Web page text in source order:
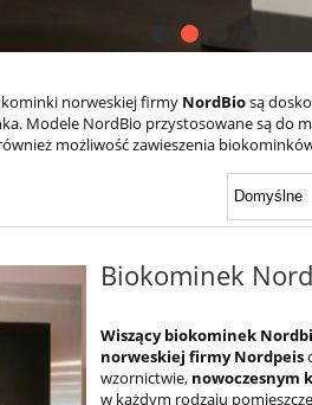
norweskiej firmy NordBiosą
Modele NordBio przystosowane są do
możliwość zawieszenia
Biokominek
Wiszący biokominek
norweskiej firmyNordpeis
wzornictwie, nowoczesnym
w każdym rodzaju